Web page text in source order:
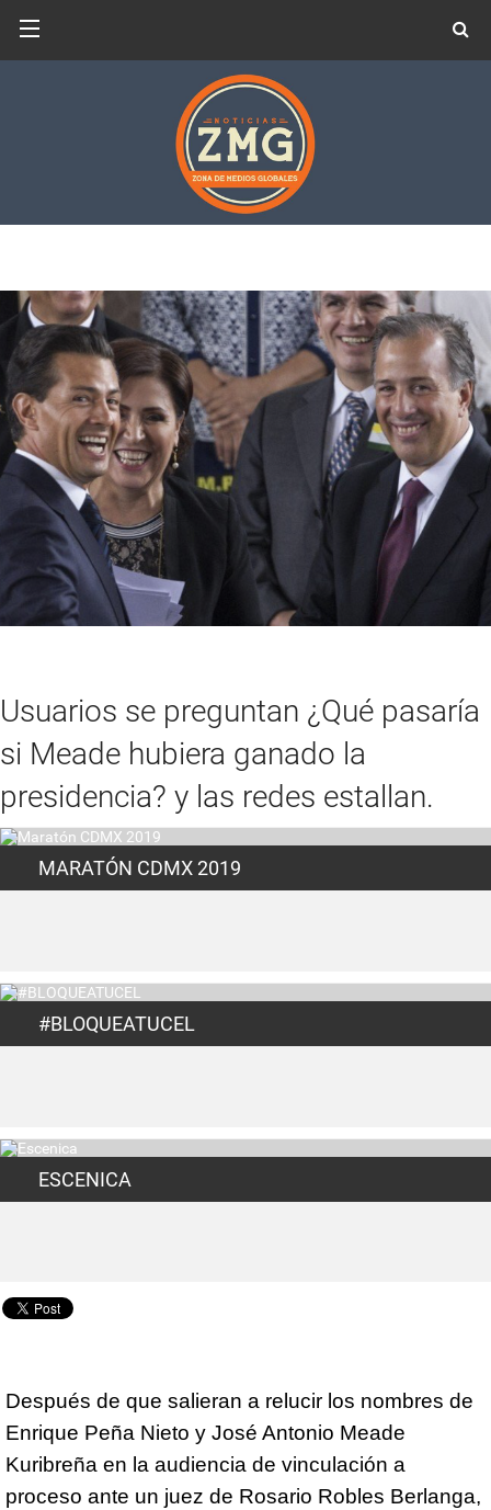
Usuarios se preguntan ¿Qué pasaría
si Meade hubiera ganado la
presidencia? y las redes estallan.
MARATÓN CDMX 2019
#BLOQUEATUCEL
ESCENICA
Después de que salieran a relucir los nombres de
Enrique Peña Nieto y José Antonio Meade
Kuribreña en la audiencia de vinculación a
proceso ante un juez de Rosario Robles Berlanga,